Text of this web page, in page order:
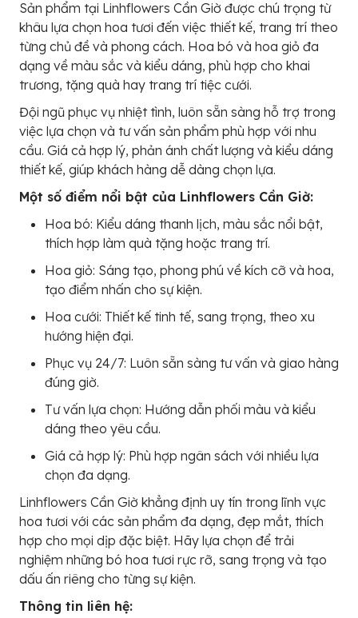
Sản phẩm tại Linhflowers Cần Giờ được chú trọng từ
khâu lựa chọn hoa tươi đến việc thiết kế, trang trí theo
từng chủ đề và phong cách. Hoa bó và hoa giỏ đa
dạng về màu sắc và kiểu dáng, phù hợp cho khai
trương, tặng quà hay trang trí tiệc cưới.
Đội ngũ phục vụ nhiệt tình, luôn sẵn sàng hỗ trợ trong
việc lựa chọn và tư vấn sản phẩm phù hợp với nhu
cầu. Giá cả hợp lý, phản ánh chất lượng và kiểu dáng
thiết kế, giúp khách hàng dễ dàng chọn lựa.
Một số điểm nổi bật của Linhflowers Cần Giờ:
Hoa bó: Kiểu dáng thanh lịch, màu sắc nổi bật,
thích hợp làm quà tặng hoặc trang trí.
Hoa giỏ: Sáng tạo, phong phú về kích cỡ và hoa,
tạo điểm nhấn cho sự kiện.
Hoa cưới: Thiết kế tinh tế, sang trọng, theo xu
hướng hiện đại.
Phục vụ 24/7: Luôn sẵn sàng tư vấn và giao hàng
đúng giờ.
Tư vấn lựa chọn: Hướng dẫn phối màu và kiểu
dáng theo yêu cầu.
Giá cả hợp lý: Phù hợp ngân sách với nhiều lựa
chọn đa dạng.
Linhflowers Cần Giờ khẳng định uy tín trong lĩnh vực
hoa tươi với các sản phẩm đa dạng, đẹp mắt, thích
hợp cho mọi dịp đặc biệt. Hãy lựa chọn để trải
nghiệm những bó hoa tươi rực rỡ, sang trọng và tạo
dấu ấn riêng cho từng sự kiện.
Thông tin liên hệ: